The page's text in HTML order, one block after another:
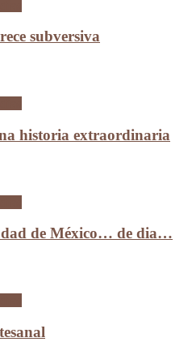
subversiva
historia extraordinaria
de México… de dia…